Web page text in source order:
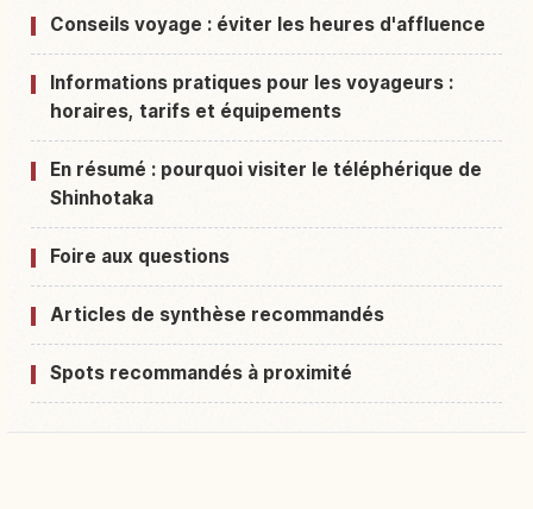
Conseils voyage : éviter les heures d'affluence
Informations pratiques pour les voyageurs :
horaires, tarifs et équipements
En résumé : pourquoi visiter le téléphérique de
Shinhotaka
Foire aux questions
Articles de synthèse recommandés
Spots recommandés à proximité